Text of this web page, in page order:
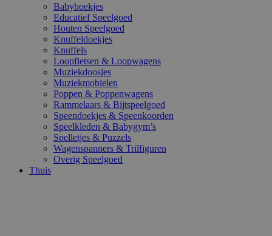
Babyboekjes
Educatief Speelgoed
Houten Speelgoed
Knuffeldoekjes
Knuffels
Loopfietsen & Loopwagens
Muziekdoosjes
Muziekmobielen
Poppen & Poppenwagens
Rammelaars & Bijtspeelgoed
Speendoekjes & Speenkoorden
Speelkleden & Babygym’s
Spelletjes & Puzzels
Wagenspanners & Trilfiguren
Overig Speelgoed
Thuis